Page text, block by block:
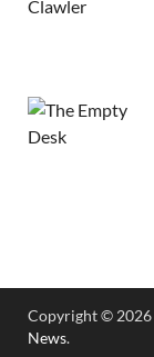
Copyright © 2026
News.